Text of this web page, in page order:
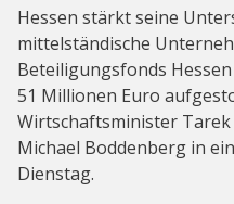
Hessen stärkt seine
mittelständische
Beteiligungsfonds
51 Millionen Euro
Wirtschaftsminister
Michael Boddenberg in
Dienstag.